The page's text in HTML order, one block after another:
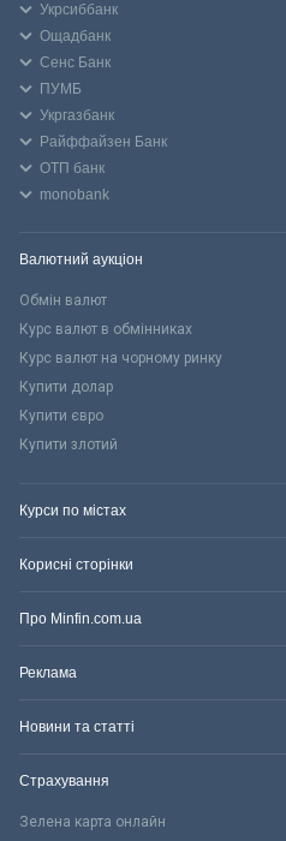
Укрсиббанк
Ощадбанк
Сенс Банк
ПУМБ
Укргазбанк
Райффайзен Банк
ОТП банк
monobank
Валютний аукціон
Обмін валют
Курс валют в обмінниках
Курс валют на чорному ринку
Купити долар
Купити євро
Купити злотий
Курси по містах
Корисні сторінки
Про Minfin.com.ua
Реклама
Новини та статті
Страхування
Зелена карта онлайн